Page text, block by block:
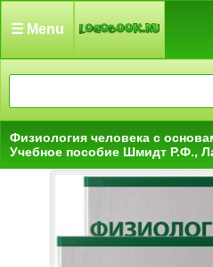
☰ Menu
Физиология человека с
Учебное пособие Шмидт Р.Ф.,